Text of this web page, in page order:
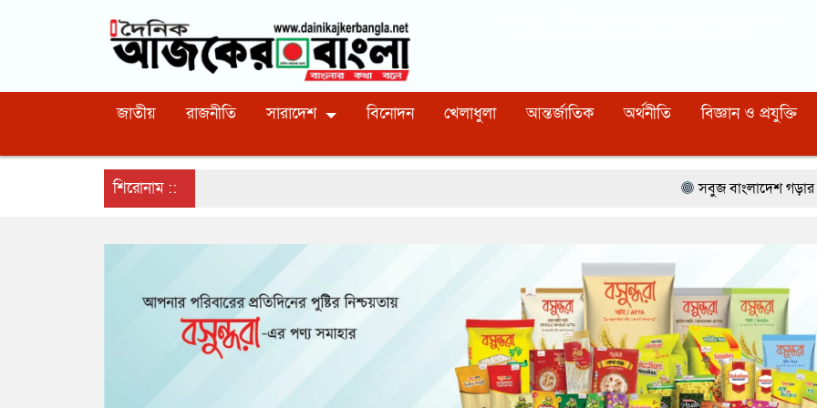
জাতীয় রাজনীতি সারাদেশ বিনোদন খেলাধুলা আন্তর্জাতিক অর্থনীতি বিজ্ঞান ও প্রযুক্তি
শিরোনাম :: সবুজ বাংলাদেশ গড়ার প্রত্যয়ে সিলেটে